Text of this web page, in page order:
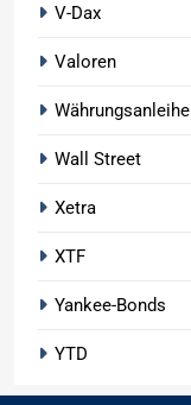
V-Dax
Valoren
Währungsanleihe
Wall Street
Xetra
XTF
Yankee-Bonds
YTD